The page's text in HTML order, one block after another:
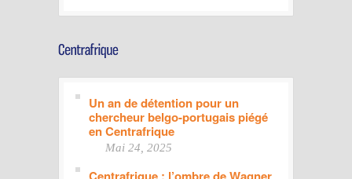
Un an de détention pour un
chercheur belgo-portugais piégé
en Centrafrique
Mai 24, 2025